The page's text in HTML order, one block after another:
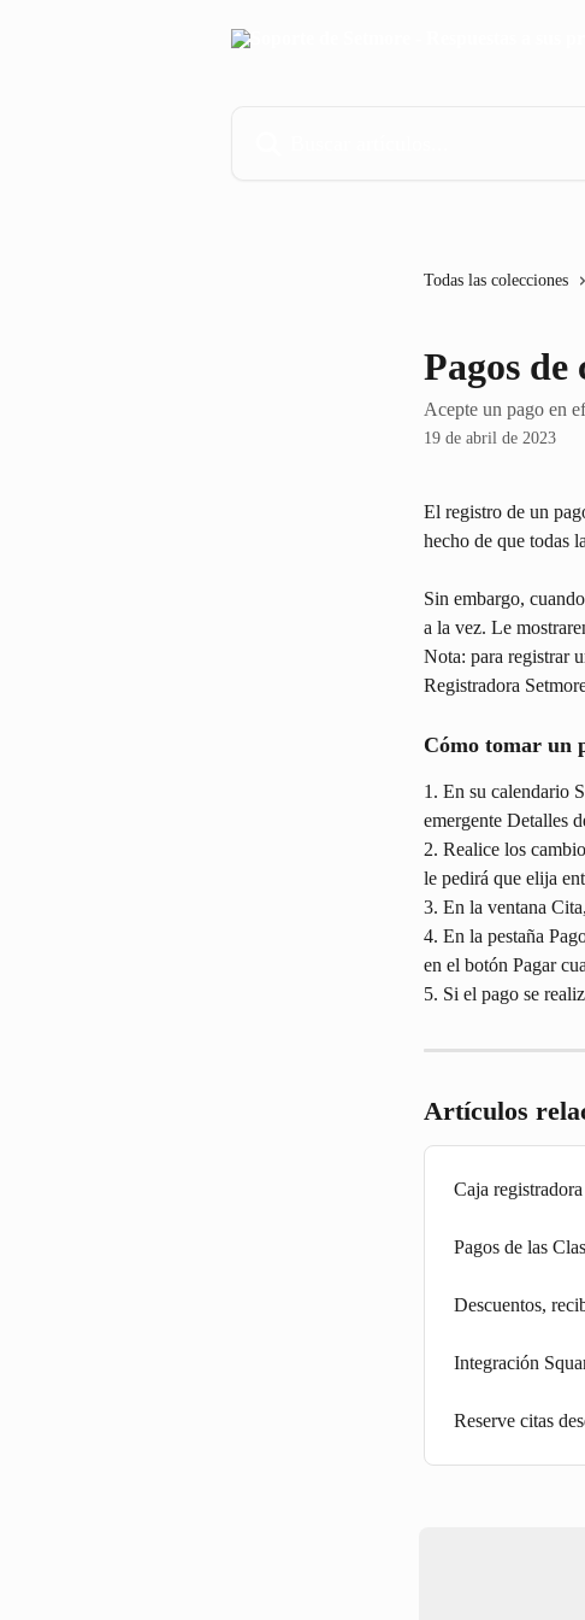
Todas las colecciones
Pagos
Acepte un pago en
19 de abril de 2023
El registro de un
hecho de que todas
Sin embargo,
a la vez. Le
Nota: para registrar
Registradora
Cómo tomar un
1. En su calendario
emergente Detalles
2. Realice los
le pedirá que elija
3. En la ventana
4. En la pestaña
en el botón Pagar
5. Si el pago se
Artículos
Caja
Pagos de las
Descuentos,
Integración
Reserve citas